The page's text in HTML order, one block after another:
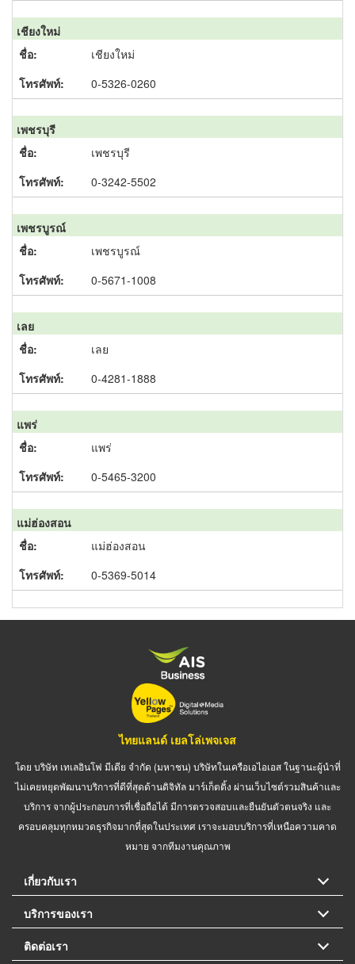
เชียงใหม่
เชียงใหม่
0-5326-0260
เพชรบุรี
เพชรบุรี
0-3242-5502
เพชรบูรณ์
เพชรบูรณ์
0-5671-1008
เลย
เลย
0-4281-1888
แพร่
แพร่
0-5465-3200
แม่ฮ่องสอน
แม่ฮ่องสอน
0-5369-5014
ไทยแลนด์ เยลโล่เพจเจส
โดย บริษัท เทเลอินโฟ มีเดีย จำกัด (มหาชน) บริษัทในเครือเอไอเอส ในฐานะผู้นำที่
ไม่เคยหยุดพัฒนาบริการที่ดีที่สุดด้านดิจิทัล มาร์เก็ตติ้ง ผ่านเว็บไซต์รวมสินค้าและ
บริการ จากผู้ประกอบการที่เชื่อถือได้ มีการตรวจสอบและยืนยันตัวตนจริง และ
ครอบคลุมทุกหมวดธุรกิจมากที่สุดในประเทศ เราจะมอบบริการที่เหนือความคาด
หมาย จากทีมงานคุณภาพ
เกี่ยวกับเรา
บริการของเรา
ติดต่อเรา